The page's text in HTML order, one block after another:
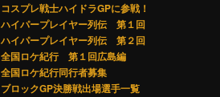
コスプレ戦士ハイドラGPに参戦！
ハイパープレイヤー列伝 第１回
ハイパープレイヤー列伝 第２回
全国ロケ紀行 第１回広島編
全国ロケ紀行同行者募集
ブロックGP決勝戦出場選手一覧